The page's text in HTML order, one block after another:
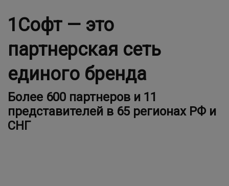
1Софт — это
партнерская сеть
единого бренда
Более 600 партнеров и 11
представителей в 65 регионах РФ и
СНГ